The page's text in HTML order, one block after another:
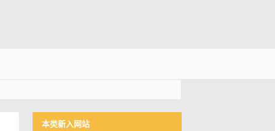
本类新入网站